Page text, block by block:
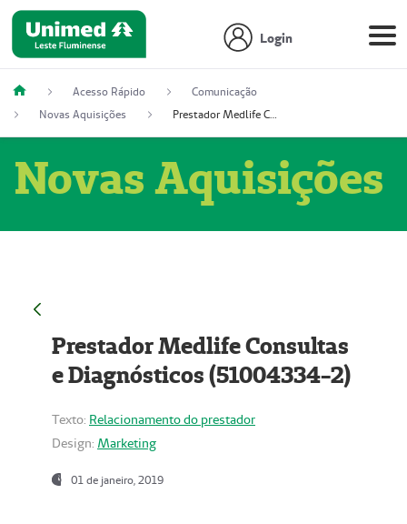
Login
Acesso Rápido
Comunicação
Novas Aquisições
Prestador Medlife Consultas e Diagnósticos (51004334-2)
Novas Aquisições
Prestador Medlife Consultas
e Diagnósticos (51004334-2)
Texto: Relacionamento do prestador
Design: Marketing
01 de janeiro, 2019